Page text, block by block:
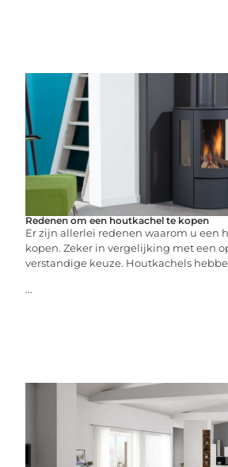
Redenen om een houtkachel te kopen
Er zijn allerlei redenen waarom u een
kopen. Zeker in vergelijking met een
verstandige keuze. Houtkachels
...